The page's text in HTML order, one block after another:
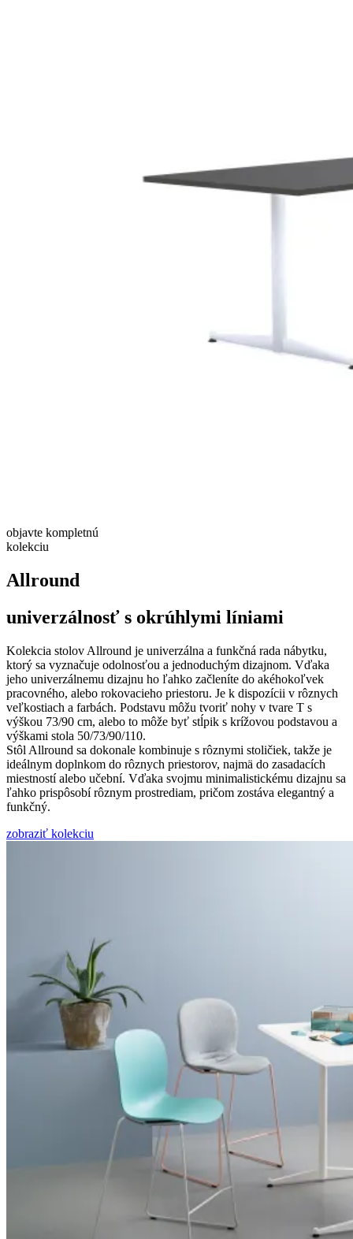
objavte kompletnú
kolekciu
Allround
univerzálnosť s okrúhlymi líniami
Kolekcia stolov Allround je univerzálna a funkčná rada nábytku,
ktorý sa vyznačuje odolnosťou a jednoduchým dizajnom. Vďaka
jeho univerzálnemu dizajnu ho ľahko začleníte do akéhokoľvek
pracovného, alebo rokovacieho priestoru. Je k dispozícii v rôznych
veľkostiach a farbách. Podstavu môžu tvoriť nohy v tvare T s
výškou 73/90 cm, alebo to môže byť stĺpik s krížovou podstavou a
výškami stola 50/73/90/110.
Stôl Allround sa dokonale kombinuje s rôznymi stoličiek, takže je
ideálnym doplnkom do rôznych priestorov, najmä do zasadacích
miestností alebo učební. Vďaka svojmu minimalistickému dizajnu sa
ľahko prispôsobí rôznym prostrediam, pričom zostáva elegantný a
funkčný.
zobraziť kolekciu